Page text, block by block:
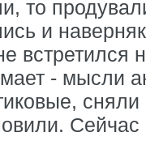
то
и
встретился
- мысли